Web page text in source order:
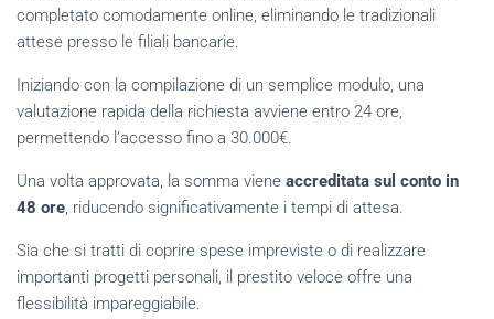
completato comodamente online, eliminando le tradizionali
attese presso le filiali bancarie.
Iniziando con la compilazione di un semplice modulo, una
valutazione rapida della richiesta avviene entro 24 ore,
permettendo l’accesso fino a 30.000€.
Una volta approvata, la somma viene accreditata sul conto in
48 ore, riducendo significativamente i tempi di attesa.
Sia che si tratti di coprire spese impreviste o di realizzare
importanti progetti personali, il prestito veloce offre una
flessibilità impareggiabile.